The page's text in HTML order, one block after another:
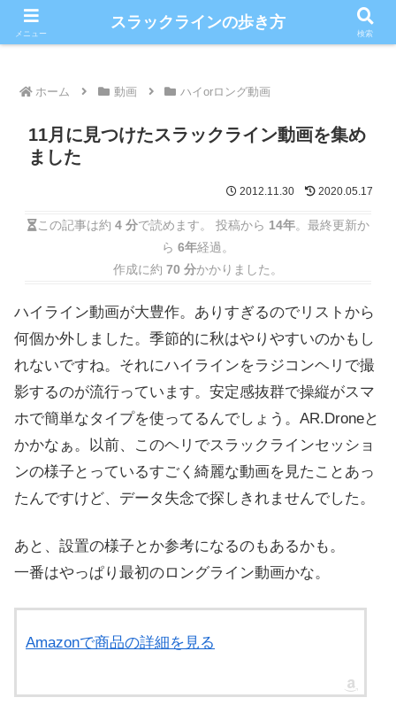
こだわりのスラックライン情報満載ブログ
ホーム 動画 ハイorロング動画
11月に見つけたスラックライン動画を集め
ました
2012.11.30 2020.05.17
この記事は約 4 分で読めます。 投稿から 14年。最終更新か
ら 6年経過。
作成に約 70 分かかりました。
ハイライン動画が大豊作。ありすぎるのでリストから
何個か外しました。季節的に秋はやりやすいのかもし
れないですね。それにハイラインをラジコンヘリで撮
影するのが流行っています。安定感抜群で操縦がスマ
ホで簡単なタイプを使ってるんでしょう。AR.Droneと
かかなぁ。以前、このヘリでスラックラインセッショ
ンの様子とっているすごく綺麗な動画を見たことあっ
たんですけど、データ失念で探しきれませんでした。
あと、設置の様子とか参考になるのもあるかも。
一番はやっぱり最初のロングライン動画かな。
Amazonで商品の詳細を見る
メニュー
スラックラインの歩き方
検索